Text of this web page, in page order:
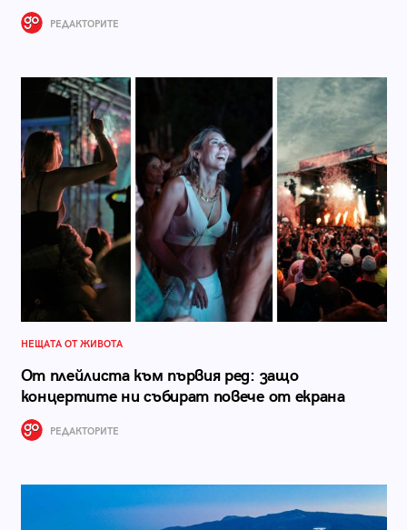
РЕДАКТОРИТЕ
НЕЩАТА ОТ ЖИВОТА
От плейлиста към първия ред: защо
концертите ни събират повече от екрана
РЕДАКТОРИТЕ